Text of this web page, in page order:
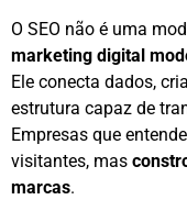
O SEO não é uma
marketing digital
Ele conecta dados,
estrutura capaz de
Empresas que
visitantes, mas
marcas.